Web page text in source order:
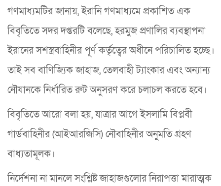
গণমাধ্যমটির জানায়, ইরানি গণমাধ্যমে প্রকাশিত এক
বিবৃতিতে সদর দপ্তরটি বলেছে, হরমুজ প্রণালির ব্যবস্থাপনা
ইরানের সশস্ত্রবাহিনীর পূর্ণ কর্তৃত্বের অধীনে পরিচালিত হচ্ছে।
তাই সব বাণিজ্যিক জাহাজ, তেলবাহী ট্যাংকার এবং অন্যান্য
নৌযানকে নির্ধারিত রুট অনুসরণ করে চলাচল করতে হবে।
বিবৃতিতে আরো বলা হয়, যাত্রার আগে ইসলামি বিপ্লবী
গার্ডবাহিনীর (আইআরজিসি) নৌবাহিনীর অনুমতি গ্রহণ
বাধ্যতামূলক।
নির্দেশনা না মানলে সংশ্লিষ্ট জাহাজগুলোর নিরাপত্তা মারাত্মক